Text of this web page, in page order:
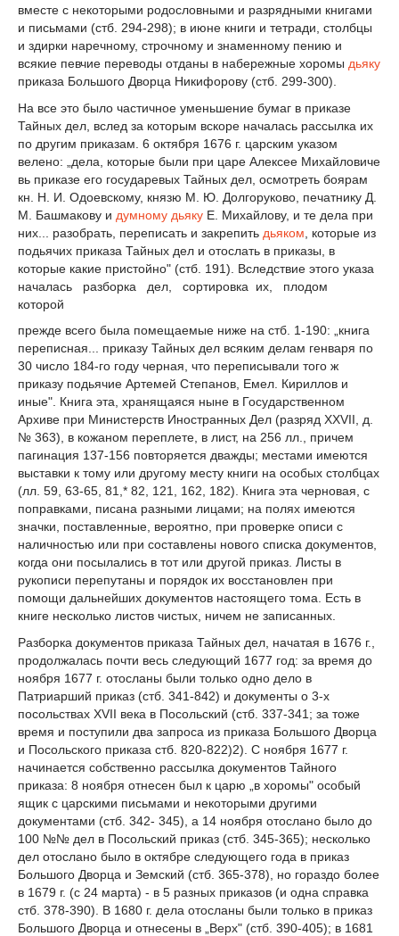
вместе с некоторыми родословными и разрядными книгами
и письмами (стб. 294-298); в июне книги и тетради, столбцы
и здирки наречному, строчному и знаменному пению и
всякие певчие переводы отданы в набережные хоромы дьяку
приказа Большого Дворца Никифорову (стб. 299-300).
На все это было частичное уменьшение бумаг в приказе
Тайных дел, вслед за которым вскоре началась рассылка их
по другим приказам. 6 октября 1676 г. царским указом
велено: „дела, которые были при царе Алексее Михайловиче
вь приказе его государевых Тайных дел, осмотреть боярам
кн. Н. И. Одоевскому, князю М. Ю. Долгоруково, печатнику Д.
М. Башмакову и думному дьяку Е. Михайлову, и те дела при
них... разобрать, переписать и закрепить дьяком , которые из
подьячих приказа Тайных дел и отослать в приказы, в
которые какие пристойно" (стб. 191). Вследствие этого указа
началась разборка дел, сортировка их, плодом
которой
прежде всего была помещаемые ниже на стб. 1-190: „книга
переписная... приказу Тайных дел всяким делам генваря по
30 число 184-го году черная, что переписывали того ж
приказу подьячие Артемей Степанов, Емел. Кириллов и
иные". Книга эта, хранящаяся ныне в Государственном
Архиве при Министерств Иностранных Дел (разряд XXVII, д.
№ 363), в кожаном переплете, в лист, на 256 лл., причем
пагинация 137-156 повторяется дважды; местами имеются
выставки к тому или другому месту книги на особых столбцах
(лл. 59, 63-65, 81,* 82, 121, 162, 182). Книга эта черновая, с
поправками, писана разными лицами; на полях имеются
значки, поставленные, вероятно, при проверке описи с
наличностью или при составлены нового списка документов,
когда они посылались в тот или другой приказ. Листы в
рукописи перепутаны и порядок их восстановлен при
помощи дальнейших документов настоящего тома. Есть в
книге несколько листов чистых, ничем не записанных.
Разборка документов приказа Тайных дел, начатая в 1676 г.,
продолжалась почти весь следующий 1677 год: за время до
ноября 1677 г. отосланы были только одно дело в
Патриарший приказ (стб. 341-842) и документы о 3-х
посольствах XVII века в Посольский (стб. 337-341; за тоже
время и поступили два запроса из приказа Большого Дворца
и Посольского приказа стб. 820-822)2). С ноября 1677 г.
начинается собственно рассылка документов Тайного
приказа: 8 ноября отнесен был к царю „в хоромы" особый
ящик с царскими письмами и некоторыми другими
документами (стб. 342- 345), а 14 ноября отослано было до
100 №№ дел в Посольский приказ (стб. 345-365); несколько
дел отослано было в октябре следующего года в приказ
Большого Дворца и Земский (стб. 365-378), но гораздо более
в 1679 г. (с 24 марта) - в 5 разных приказов (и одна справка
стб. 378-390). В 1680 г. дела отосланы были только в приказ
Большого Дворца и отнесены в „Верх" (стб. 390-405); в 1681